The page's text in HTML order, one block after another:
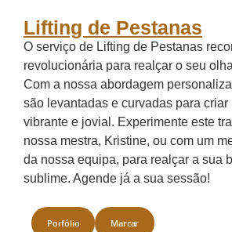
Lifting de Pestanas
O serviço de Lifting de Pestanas
revolucionária para realçar o seu
Com a nossa abordagem
são levantadas e curvadas para criar
vibrante e jovial. Experimente este
nossa mestra, Kristine, ou com um
da nossa equipa, para realçar a sua
sublime. Agende já a sua sessão!
Porfólio Marcar